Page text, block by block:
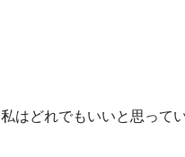
私はどれでもいいと思ってい